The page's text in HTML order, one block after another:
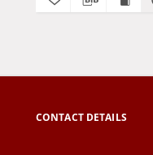
CONTACT DETAILS